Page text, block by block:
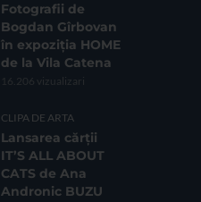
Fotografii de
Bogdan Gîrbovan
în expoziția HOME
de la Vila Catena
16.206 vizualizari
CLIPA DE ARTA
Lansarea cărții
IT’S ALL ABOUT
CATS de Ana
Andronic BUZU